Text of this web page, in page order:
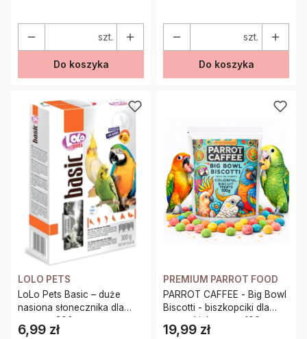
szt.
Do koszyka
szt.
Do koszyka
LOLO PETS
LoLo Pets Basic – duże
nasiona słonecznika dla
papug – 300 g
Cena
6,99 zł
PREMIUM PARROT FOOD
PARROT CAFFEE - Big Bowl
Biscotti - biszkopciki dla
wszystkich papug 100g
Cena
19,99 zł